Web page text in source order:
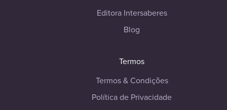
Editora Intersaberes
Blog
Termos
Termos & Condições
Política de Privacidade